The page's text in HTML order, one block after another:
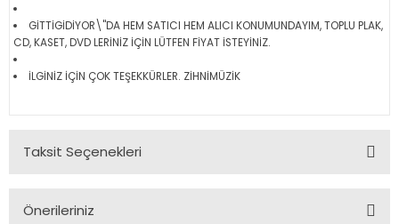
GİTTİGİDİYOR\"DA HEM SATICI HEM ALICI KONUMUNDAYIM, TOPLU PLAK,
CD, KASET, DVD LERİNİZ İÇİN LÜTFEN FİYAT İSTEYİNİZ.
İLGİNİZ İÇİN ÇOK TEŞEKKÜRLER. ZİHNİMÜZİK
Taksit Seçenekleri
Önerileriniz